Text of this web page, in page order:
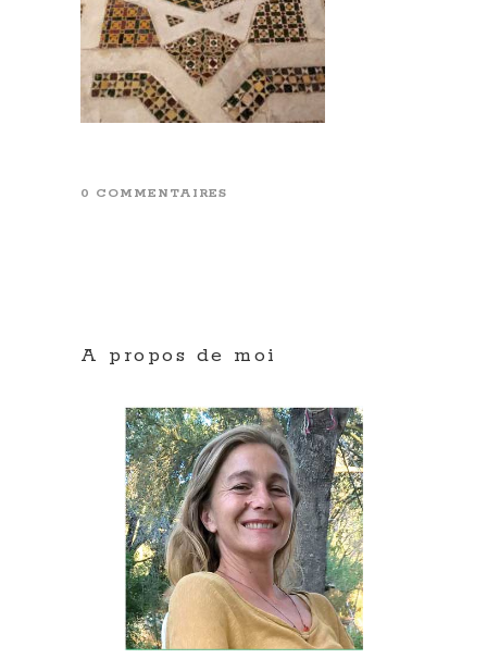
0 COMMENTAIRES
A propos de moi